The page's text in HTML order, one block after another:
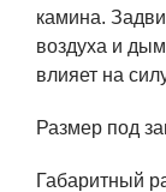
камина.
воздуха и
влияет на
Размер под
Габаритный